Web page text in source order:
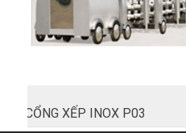
CỔNG XẾP INOX P03